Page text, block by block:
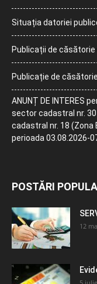
Situația datoriei
Publicații de căsătorie
Publicație de
ANUNȚ DE INTERES
sector cadastral nr.
cadastral nr. 18 (Zona
perioada 03.08.2026-
POSTĂRI
12